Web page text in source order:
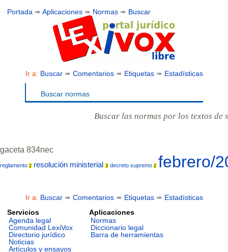
Portada ➠Aplicaciones ➠ Normas ➠ Buscar
Ir a: Buscar➠ Comentarios➠ Etiquetas➠ Estadísticas
Buscar normas
Buscar las normas por los textos de
gaceta 834nec
reglamento 2 resolución ministerial 3 decreto supremo 2 febrero/
Ir a: Buscar➠ Comentarios➠ Etiquetas➠ Estadísticas
Servicios
Agenda legal
Comunidad LexiVox
Directorio jurídico
Noticias
Artículos y ensayos
Aplicaciones
Normas
Diccionario legal
Barra de herramientas